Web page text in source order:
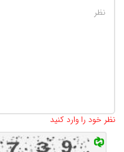
نظر خود را وارد کنید